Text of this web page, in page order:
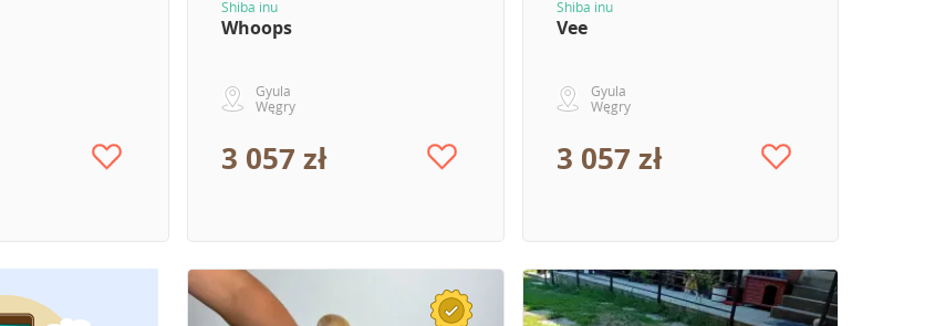
Shiba inu
Whoops
Gyula
Węgry
3 057 zł
Shiba inu
Vee
Gyula
Węgry
3 057 zł